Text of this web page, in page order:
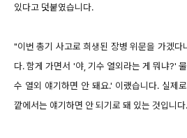
있다고 덧붙였습니다.
"이번 총기 사고로 희생된 장병 위문을 가겠다
다. 함게 가면서 '야, 기수 열외라는 게 뭐냐?'
수 열외 얘기하면 안 돼요.' 이랬습니다. 실제
깥에서는 얘기하면 안 되기로 돼 있는 것입니다.